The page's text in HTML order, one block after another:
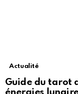
Actualité
Guide du tarot